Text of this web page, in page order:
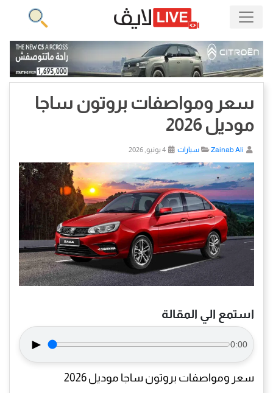
سعر ومواصفات بروتون ساجا
موديل 2026
Zainab Ali سيارات
استمع الي المقالة
► 0:00
سعر ومواصفات بروتون ساجا موديل 2026